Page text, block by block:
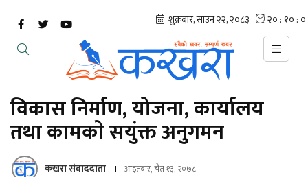
विकास निर्माण, योजना, कार्यालय
तथा कामकाे सयुंक्त अनुगमन
कखरा संवाददाता आइतबार, चैत १३, २०७८